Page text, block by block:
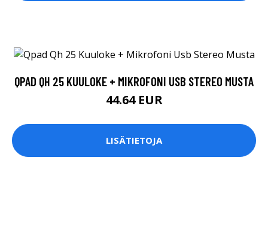
QPAD QH 25 KUULOKE + MIKROFONI USB STEREO MUSTA
44.64 EUR
LISÄTIETOJA